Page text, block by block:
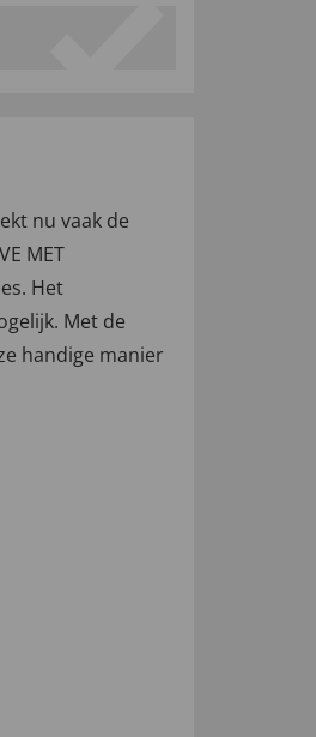
nu vaak de
MET
Het
Met de
handige manier